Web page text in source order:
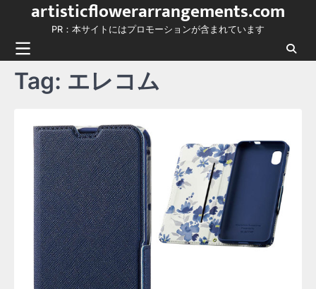
content
artisticflowerarrangements.com
PR：本サイトにはプロモーションが含まれています
Tag: エレコム